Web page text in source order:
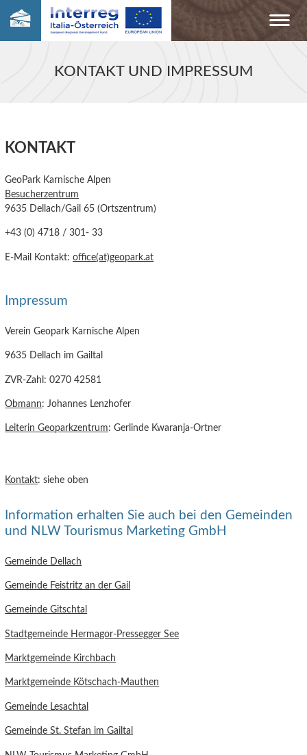
KONTAKT UND IMPRESSUM
KONTAKT
GeoPark Karnische Alpen
Besucherzentrum
9635 Dellach/Gail 65 (Ortszentrum)
+43 (0) 4718 / 301- 33
E-Mail Kontakt:office(at)geopark.at
Impressum
Verein Geopark Karnische Alpen
9635 Dellach im Gailtal
ZVR-Zahl: 0270 42581
Obmann: Johannes Lenzhofer
Leiterin Geoparkzentrum: Gerlinde Kwaranja-Ortner
Kontakt: siehe oben
Information erhalten Sie auch bei den Gemeinden
und NLW Tourismus Marketing GmbH
Gemeinde Dellach
Gemeinde Feistritz an der Gail
Gemeinde Gitschtal
Stadtgemeinde Hermagor-Pressegger See
Marktgemeinde Kirchbach
Marktgemeinde Kötschach-Mauthen
Gemeinde Lesachtal
Gemeinde St. Stefan im Gailtal